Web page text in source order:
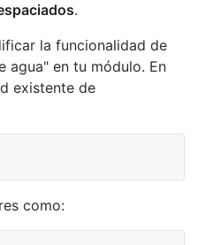
.
la funcionalidad de
agua" en tu módulo. En
existente de
como: